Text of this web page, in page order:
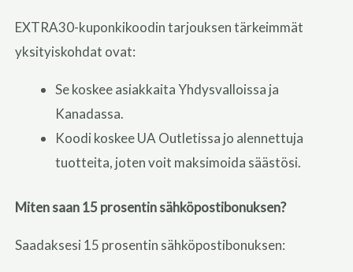
EXTRA30-kuponkikoodin tarjouksen tärkeimmät
yksityiskohdat ovat:
Se koskee asiakkaita Yhdysvalloissa ja
Kanadassa.
Koodi koskee UA Outletissa jo alennettuja
tuotteita, joten voit maksimoida säästösi.
Miten saan 15 prosentin sähköpostibonuksen?
Saadaksesi 15 prosentin sähköpostibonuksen: